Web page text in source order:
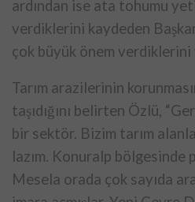
ardından ise ata tohumu
verdiklerini kaydeden
çok büyük önem verdiklerini
Tarım arazilerinin
taşıdığını belirten Özlü,
bir sektör. Bizim tarım
lazım. Konuralp bölgesinde
Mesela orada çok sayıda